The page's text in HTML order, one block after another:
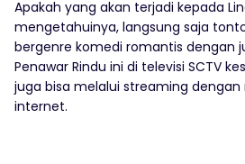
Apakah yang akan terjadi kepada
mengetahuinya, langsung saja
bergenre komedi romantis dengan
Penawar Rindu ini di televisi SCTV
juga bisa melalui streaming
internet.